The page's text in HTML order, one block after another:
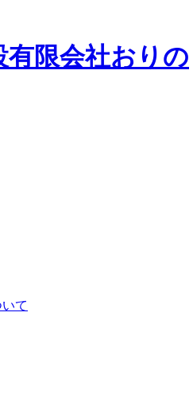
有限会社おりの
て